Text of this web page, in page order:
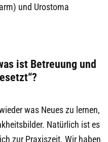
und Urostoma
ist Betreuung und
was Neues zu lernen,
Natürlich ist es
zur Praxiszeit. Wir haben